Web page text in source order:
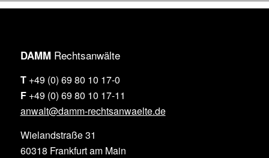
DAMMRechtsanwälte
T+49 (0) 69 80 10 17-0
F+49 (0) 69 80 10 17-11
anwalt@damm-rechtsanwaelte.de
Wielandstraße 31
60318 Frankfurt am Main